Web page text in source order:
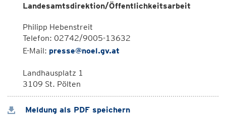
Landesamtsdirektion/Öffentlichkeitsarbeit
Philipp Hebenstreit
Telefon: 02742/9005-13632
E-Mail: presse@noel.gv.at
Landhausplatz 1
3109 St. Pölten
Meldung als PDF speichern